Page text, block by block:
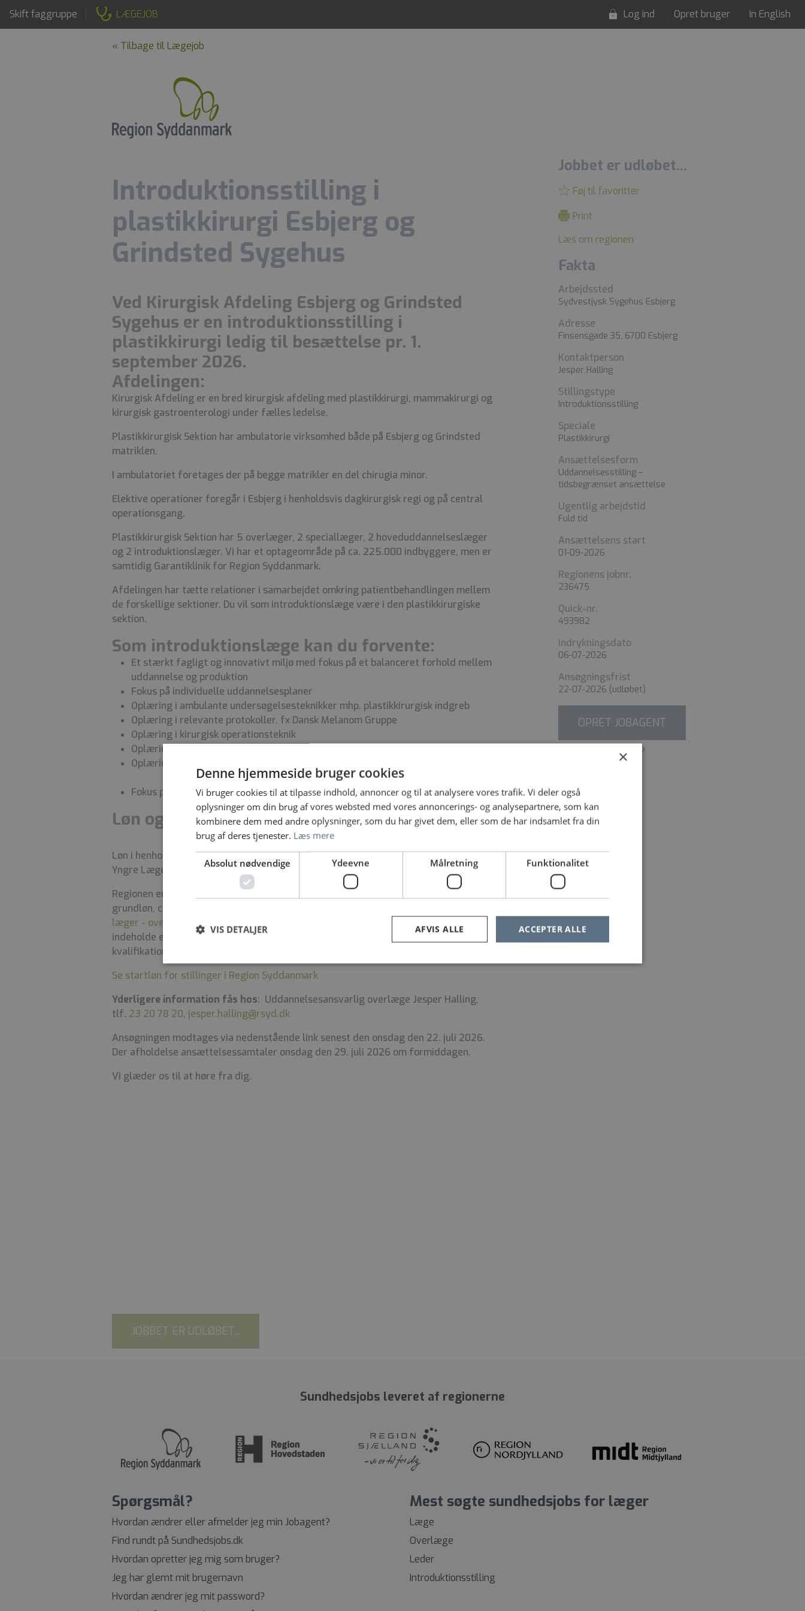
Skift faggruppe LÆGEJOB Log ind Opret bruger In English
« Tilbage til Lægejob
Introduktionsstilling i
plastikkirurgi Esbjerg og
Grindsted Sygehus
Ved Kirurgisk Afdeling Esbjerg og Grindsted
Sygehus er en introduktionsstilling i
plastikkirurgi ledig til besættelse pr. 1.
september 2026.
Afdelingen:
Kirurgisk Afdeling er en bred kirurgisk afdeling med plastikkirurgi, mammakirurgi og
kirurgisk gastroenterologi under fælles ledelse.
Plastikkirurgisk Sektion har ambulatorie virksomhed både på Esbjerg og Grindsted
matriklen.
I ambulatoriet foretages der på begge matrikler en del chirugia minor.
Elektive operationer foregår i Esbjerg i henholdsvis dagkirurgisk regi og på central
operationsgang.
Plastikkirurgisk Sektion har 5 overlæger, 2 speciallæger, 2 hoveduddannelseslæger
og 2 introduktionslæger. Vi har et optageområde på ca. 225.000 indbyggere, men er
samtidig Garantiklinik for Region Syddanmark.
Afdelingen har tætte relationer i samarbejdet omkring patientbehandlingen mellem
de forskellige sektioner. Du vil som introduktionslæge være i den plastikkirurgiske
sektion.
Som introduktionslæge kan du forvente:
Et stærkt fagligt og innovativt miljø med fokus på et balanceret forhold mellem
uddannelse og produktion
Fokus på individuelle uddannelsesplaner
Oplæring i ambulante undersøgelsesteknikker mhp. plastikkirurgisk indgreb
Oplæring i relevante protokoller, fx Dansk Melanom Gruppe
Oplæring i kirurgisk operationsteknik
Oplæring i specielle plastikkirurgiske teknikker
Oplæring i fjernelse af hudtumores, mindre lapplastikker og hudtransplantation
Fokus på kommunikative færdigheder
Løn og ansættelsesforhold:
Løn i henhold til gældende overenskomst mellem Danske Regioner og Foreningen af
Yngre Læger. Der indhentes børneattest forud for ansættelse.
Regionen er forpligtet til at oplyse dig om startlønnen for stillingen. Du får oplyst
grundløn, centralt fastsatte tillæg og pension i overenskomst for:
læger - overenskomst 33.06.1 - løn pr. 1.4.2026
. Udover startlønnen, kan lønnen
indeholde eventuelt forhandlede tillæg afhængigt af stillingen, dine erfaringer og
kvalifikationer.
Se startløn for stillinger i Region Syddanmark
Yderligere information fås hos: Uddannelsesansvarlig overlæge Jesper Halling,
tlf. 23 20 78 20, jesper.halling@rsyd.dk
Ansøgningen modtages via nedenstående link senest den onsdag den 22. juli 2026.
Der afholdelse ansættelsessamtaler onsdag den 29. juli 2026 om formiddagen.
Vi glæder os til at høre fra dig.
JOBBET ER UDLØBET...
Jobbet er udløbet...
Føj til favoritter
Print
Læs om regionen
Fakta
Arbejdssted
Sydvestjysk Sygehus Esbjerg
Adresse
Finsensgade 35, 6700 Esbjerg
Kontaktperson
Jesper Halling
Stillingstype
Introduktionsstilling
Speciale
Plastikkirurgi
Ansættelsesform
Uddannelsesstilling –
tidsbegrænset ansættelse
Ugentlig arbejdstid
Fuld tid
Ansættelsens start
01-09-2026
Regionens jobnr.
236475
Quick-nr.
493982
Indrykningsdato
06-07-2026
Ansøgningsfrist
22-07-2026 (udløbet)
OPRET JOBAGENT
På baggrund af dette job
Sundhedsjobs leveret af regionerne
Spørgsmål?
Hvordan ændrer eller afmelder jeg min Jobagent?
Find rundt på Sundhedsjobs.dk
Hvordan opretter jeg mig som bruger?
Jeg har glemt mit brugernavn
Hvordan ændrer jeg mit password?
Mest søgte sundhedsjobs for læger
Læge
Overlæge
Leder
Introduktionsstilling
×
Denne hjemmeside bruger cookies
Vi bruger cookies til at tilpasse indhold, annoncer og til at analysere vores trafik. Vi deler også
oplysninger om din brug af vores websted med vores annoncerings- og analysepartnere, som kan
kombinere dem med andre oplysninger, som du har givet dem, eller som de har indsamlet fra din
brug af deres tjenester. Læs mere
Absolut nødvendige Ydeevne Målretning Funktionalitet
ACCEPTER ALLE
AFVIS ALLE
VIS DETALJER